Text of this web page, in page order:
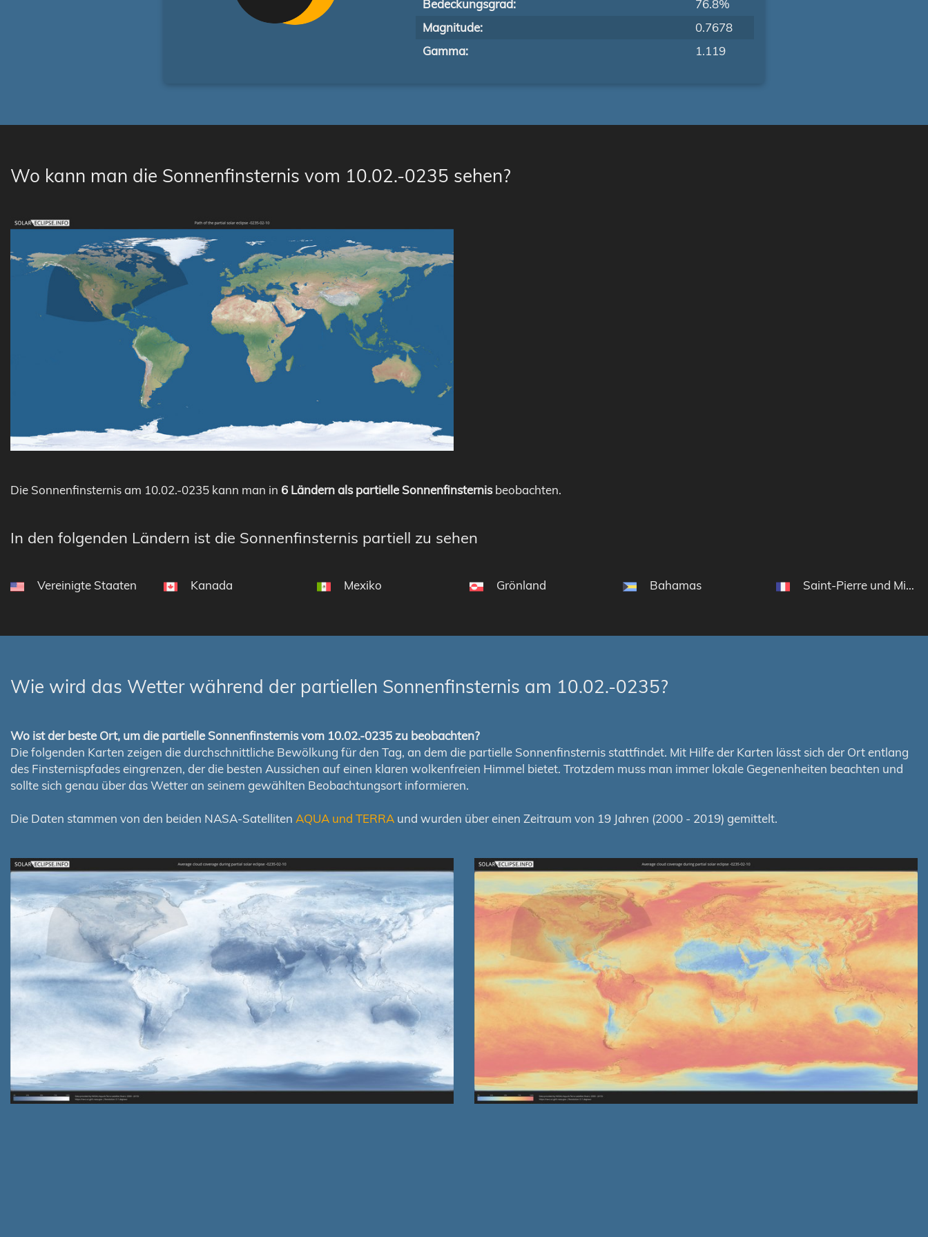
Bedeckungsgrad:
76.8%
Magnitude:
0.7678
Gamma:
1.119
Wo kann man die Sonnenfinsternis vom 10.02.-0235 sehen?
Die Sonnenfinsternis am 10.02.-0235 kann man in 6 Ländern als partielle Sonnenfinsternisbeobachten.
In den folgenden Ländern ist die Sonnenfinsternis partiell zu sehen
Vereinigte Staaten Kanada Mexiko Grönland Bahamas Saint-Pierre und
Wie wird das Wetter während der partiellen Sonnenfinsternis am 10.02.-0235?
Wo ist der beste Ort, um die partielle Sonnenfinsternis vom 10.02.-0235 zu beobachten?
Die folgenden Karten zeigen die durchschnittliche Bewölkung für den Tag, an dem die partielle Sonnenfinsternis stattfindet. Mit Hilfe der Karten lässt sich der Ort entlang
des Finsternispfades eingrenzen, der die besten Aussichen auf einen klaren wolkenfreien Himmel bietet. Trotzdem muss man immer lokale Gegenenheiten beachten und
sollte sich genau über das Wetter an seinem gewählten Beobachtungsort informieren.
Die Daten stammen von den beiden NASA-Satelliten AQUA und TERRA und wurden über einen Zeitraum von 19 Jahren (2000 - 2019) gemittelt.